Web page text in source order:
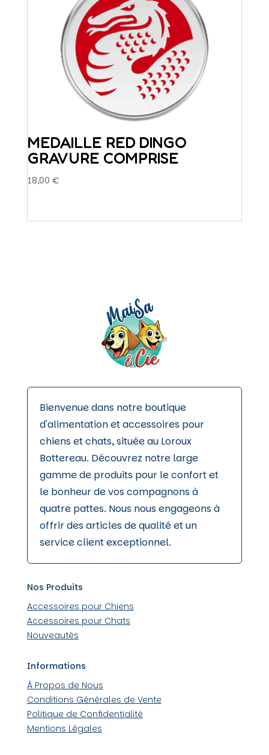
MEDAILLE RED DINGO
GRAVURE COMPRISE
18,00 €
Bienvenue dans notre boutique
d'alimentation et accessoires pour
chiens et chats, située au Loroux
Bottereau. Découvrez notre large
gamme de produits pour le confort et
le bonheur de vos compagnons à
quatre pattes. Nous nous engageons à
offrir des articles de qualité et un
service client exceptionnel.
Nos Produits
Accessoires pour Chiens
Accessoires pour Chats
Nouveautés
Informations
À Propos de Nous
Conditions Générales de Vente
Politique de Confidentialité
Mentions Légales